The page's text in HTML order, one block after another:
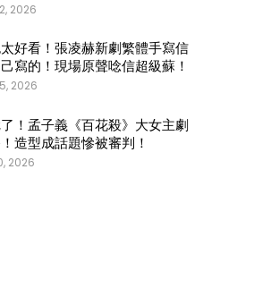
2026
好看！張凌赫新劇繁體手寫信
寫的！現場原聲唸信超級蘇！
2026
！孟子義《百花殺》大女主劇
造型成話題慘被審判！
2026